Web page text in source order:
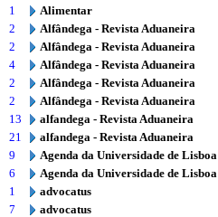
1
Alimentar
2
Alfândega - Revista Aduaneira
2
Alfândega - Revista Aduaneira
4
Alfândega - Revista Aduaneira
2
Alfândega - Revista Aduaneira
2
Alfândega - Revista Aduaneira
13
alfandega - Revista Aduaneira
21
alfandega - Revista Aduaneira
9
Agenda da Universidade de Lisboa
6
Agenda da Universidade de Lisboa
1
advocatus
7
advocatus